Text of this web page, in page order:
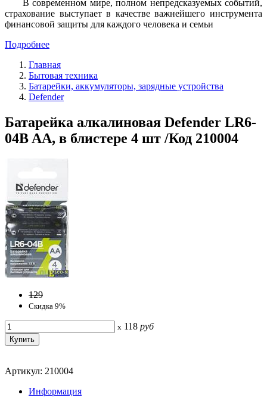
В современном мире, полном непредсказуемых событий,
страхование выступает в качестве важнейшего инструмента
финансовой защиты для каждого человека и семьи
Подробнее
Главная
Бытовая техника
Батарейки, аккумуляторы, зарядные устройства
Defender
Батарейка алкалиновая Defender LR6-
04B AA, в блистере 4 шт /Код 210004
129
Скидка 9%
x 118 руб
Артикул: 210004
Информация